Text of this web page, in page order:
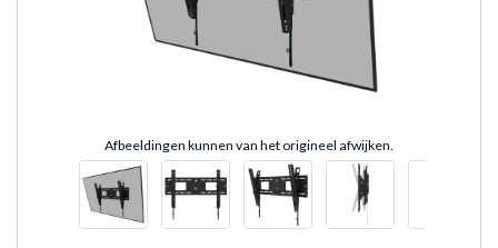
Afbeeldingen kunnen van het origineel afwijken.